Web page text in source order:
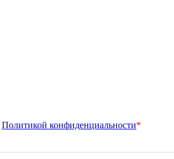
Политикой конфиденциальности*